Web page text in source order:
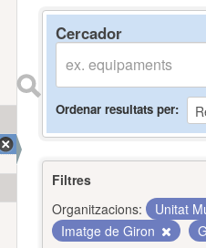
Cercador
Ordenar resultats per
Filtres
Organitzacions:
Unitat
Imatge de Giron